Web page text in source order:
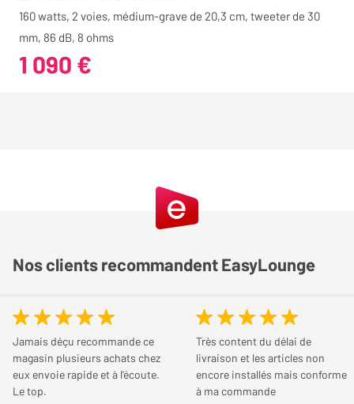
160 watts, 2 voies, médium-grave de 20,3 cm, tweeter de 30
mm, 86 dB, 8 ohms
1 090 €
Nos clients recommandent EasyLounge
Jamais déçu recommande ce
magasin plusieurs achats chez
eux envoie rapide et à l'écoute.
Le top.
Très content du délai de
livraison et les articles non
encore installés mais conforme
à ma commande